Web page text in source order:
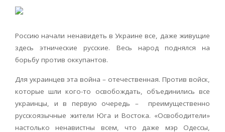
Россию начали ненавидеть в Украине все, даже живущие
здесь этнические русские. Весь народ поднялся на
борьбу против оккупантов.
Для украинцев эта война – отечественная. Против войск,
которые шли кого-то освобождать, объединились все
украинцы, и в первую очередь – преимущественно
русскоязычные жители Юга и Востока. «Освободители»
настолько ненавистны всем, что даже мэр Одессы,